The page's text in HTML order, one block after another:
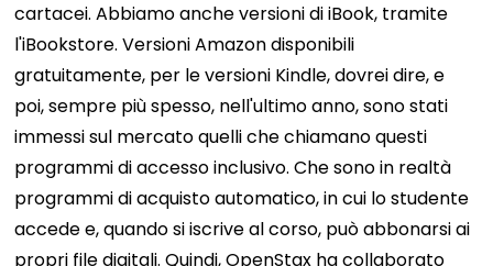
cartacei. Abbiamo anche versioni di iBook, tramite
l'iBookstore. Versioni Amazon disponibili
gratuitamente, per le versioni Kindle, dovrei dire, e
poi, sempre più spesso, nell'ultimo anno, sono stati
immessi sul mercato quelli che chiamano questi
programmi di accesso inclusivo. Che sono in realtà
programmi di acquisto automatico, in cui lo studente
accede e, quando si iscrive al corso, può abbonarsi ai
propri file digitali. Quindi, OpenStax ha collaborato